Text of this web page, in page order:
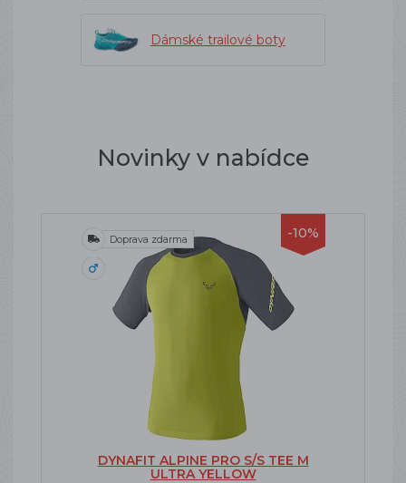
Dámské trailové boty
Novinky v nabídce
-10%
Doprava zdarma
DYNAFIT ALPINE PRO S/S TEE M
ULTRA YELLOW